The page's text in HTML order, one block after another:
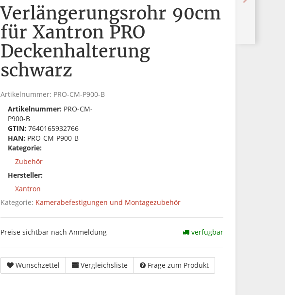
Verlängerungsrohr 90cm
für Xantron PRO
Deckenhalterung
schwarz
Artikelnummer: PRO-CM-P900-B
Artikelnummer: PRO-CM-
P900-B
GTIN: 7640165932766
HAN: PRO-CM-P900-B
Kategorie:
Zubehör
Hersteller:
Xantron
Kategorie: Kamerabefestigungen und Montagezubehör
Preise sichtbar nach Anmeldung verfügbar
Wunschzettel Vergleichsliste Frage zum Produkt